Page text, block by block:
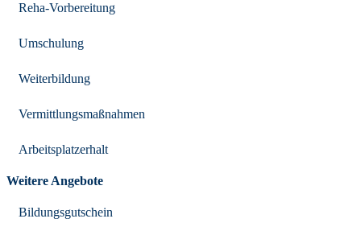
Reha-Vorbereitung
Umschulung
Weiterbildung
Vermittlungsmaßnahmen
Arbeitsplatzerhalt
Weitere Angebote
Bildungsgutschein